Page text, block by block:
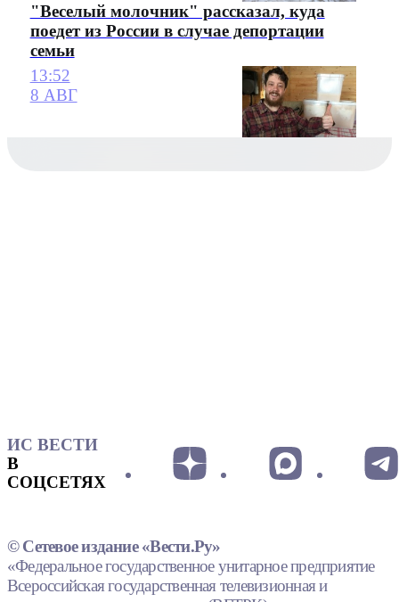
"Веселый молочник" рассказал, куда
поедет из России в случае депортации
семьи
13:52
8 АВГ
ИС ВЕСТИ
В
СОЦСЕТЯХ
© Сетевое издание «Вести.Ру»
«Федеральное государственное унитарное предприятие
Всероссийская государственная телевизионная и